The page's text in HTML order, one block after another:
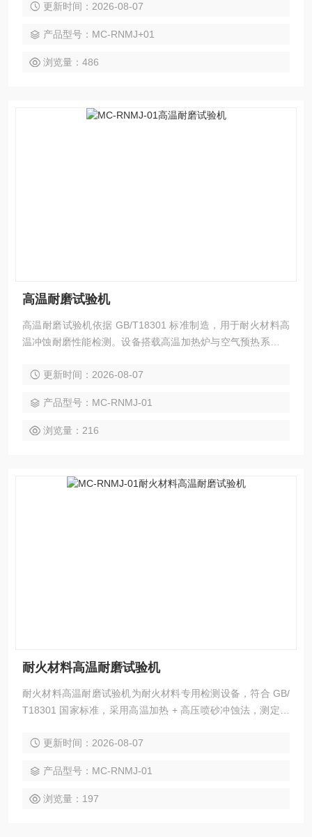
更新时间：2026-08-07
产品型号：MC-RNMJ+01
浏览量：486
高温耐磨试验机
高温耐磨试验机依据 GB/T18301 标准制造，用于耐火材料高
温冲蚀耐磨性能检测。设备搭载高温加热炉与空气预热系统，
重计算磨损体积，评估材料高温使用寿命。整机全自动温控稳
新材料配方研发检测仪器。
更新时间：2026-08-07
产品型号：MC-RNMJ-01
浏览量：216
耐火材料高温耐磨试验机
耐火材料高温耐磨试验机为耐火材料专用检测设备，符合 GB/
T18301 国家标准，采用高温加热 + 高压喷砂冲蚀法，测定耐
性能；全自动程序控制、三试样同步测试、数据精准稳定，广
更新时间：2026-08-07
产品型号：MC-RNMJ-01
浏览量：197